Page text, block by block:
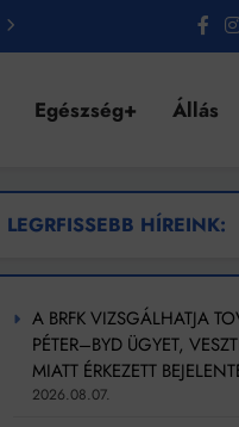
Egészség+ Állás
LEGRFISSEBB HÍREINK:
A BRFK VIZSGÁLHATJA
PÉTER–BYD ÜGYET,
MIATT ÉRKEZETT
2026.08.07.